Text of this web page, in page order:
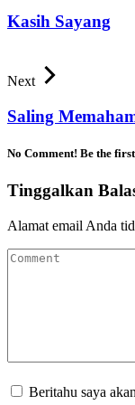
Kasih Sayang
Next
Saling
No Comment! Be the
Tinggalkan
Alamat email Anda
Beritahu saya